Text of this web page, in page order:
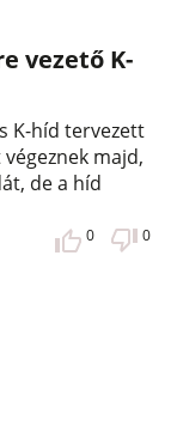
vezető K-
K-híd tervezett
majd,
de a híd
0 0